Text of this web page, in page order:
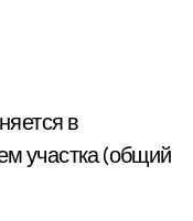
в
участка (общий